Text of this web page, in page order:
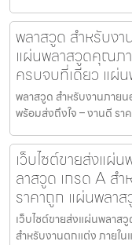
พลาสวูด สำหรับง
แผ่นพลาสวูดคุณภ
ครบจบที่เดียว แผ่
พลาสวูด สำหรับงานภาย
พร้อมส่งถึงใจ – งานดี ร
เว็บไซต์ขายส่งแผ่
ลาสวูด เกรด A ส
ราคาถูก แผ่นพลา
เว็บไซต์ขายส่งแผ่นพลาส
สำหรับงานตกแต่ง ภายใ